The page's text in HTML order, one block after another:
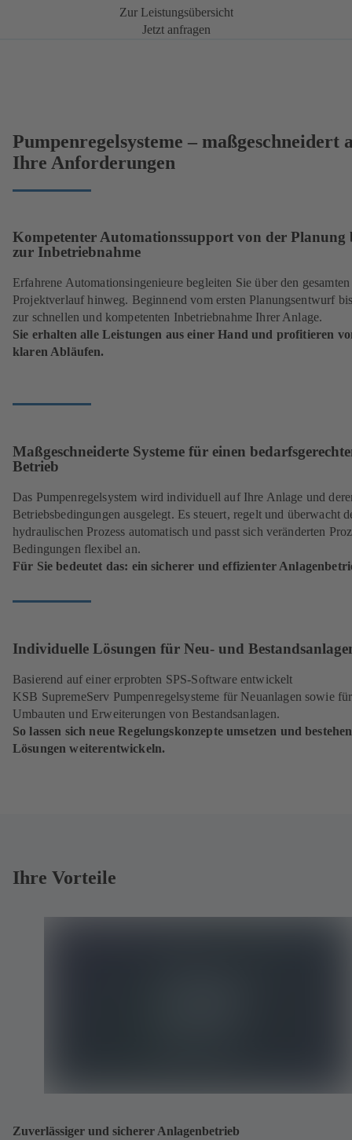
Zur Leistungsübersicht
Jetzt anfragen
Pumpenregelsysteme – maßgeschneidert
Ihre Anforderungen
Kompetenter Automationssupport von der Planung
zur Inbetriebnahme
Erfahrene Automationsingenieure begleiten Sie über den gesamten
Projektverlauf hinweg. Beginnend vom ersten Planungsentwurf
zur schnellen und kompetenten Inbetriebnahme Ihrer Anlage.
Sie erhalten alle Leistungen aus einer Hand und profitieren
klaren Abläufen.
Maßgeschneiderte Systeme für einen
Betrieb
Das Pumpenregelsystem wird individuell auf Ihre Anlage und
Betriebsbedingungen ausgelegt. Es steuert, regelt und überwacht
hydraulischen Prozess automatisch und passt sich veränderten
Bedingungen flexibel an.
Für Sie bedeutet das: ein sicherer und effizienter
Individuelle Lösungen für Neu- und
Basierend auf einer erprobten SPS-Software entwickelt
KSB SupremeServ Pumpen­regel­systeme für Neuanlagen sowie für
Umbauten und Erweiterungen von Bestands­anlagen.
So lassen sich neue Regelungskonzepte umsetzen und
Lösungen weiterentwickeln.
Ihre Vorteile
Zuverlässiger und sicherer Anlagenbetrieb